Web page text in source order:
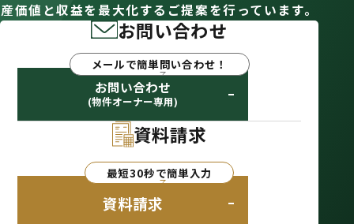
産価値と収益を最大化するご提案を行っています。
お問い合わせ
メールで簡単問い合わせ！
お問い合わせ
(物件オーナー専用)
資料請求
最短30秒で簡単入力
資料請求